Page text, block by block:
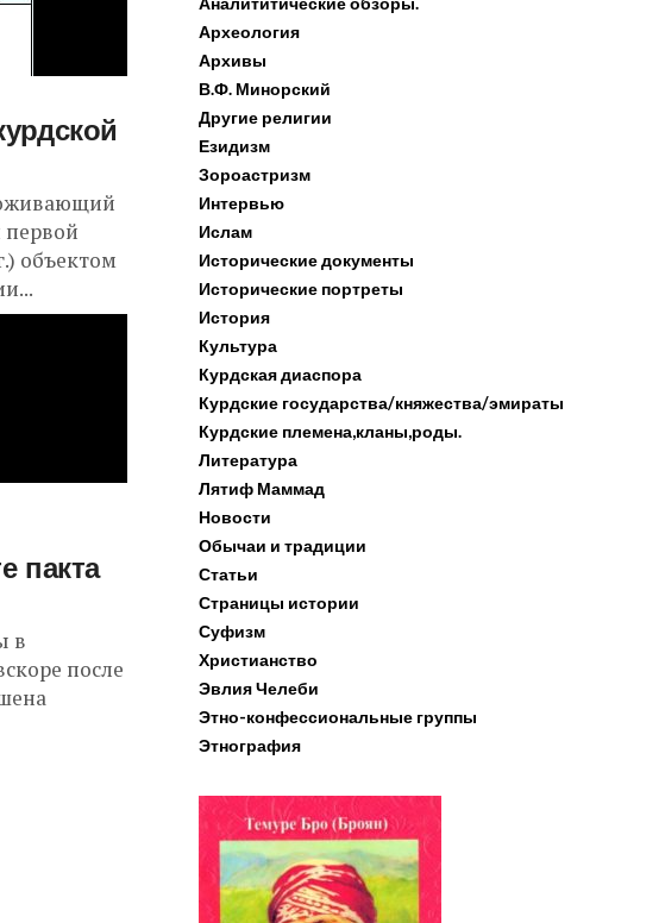
первой
объектом
пакта
в
после
Археология
Архивы
В.Ф. Минорский
Другие религии
Езидизм
Зороастризм
Интервью
Ислам
Исторические документы
Исторические портреты
История
Культура
Курдская диаспора
Курдские государства/княжества/эмираты
Курдские племена,кланы,роды.
Литература
Лятиф Маммад
Новости
Обычаи и традиции
Статьи
Страницы истории
Суфизм
Христианство
Эвлия Челеби
Этно-конфессиональные группы
Этнография